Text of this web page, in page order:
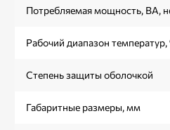
Потребляемая мощность, ВА,
Рабочий диапазон температур,
Степень защиты оболочкой
Габаритные размеры, мм